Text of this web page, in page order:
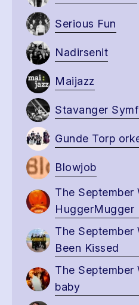
Serious Fun
Nadirsenit
Maijazz
Stavanger
Gunde Torp
Blowjob
The September
HuggerMugger
The
Been Kissed
The September
baby